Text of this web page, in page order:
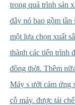
trong quá trình sản
dây nó bao gồm
một lựa chọn xuất
thành các tiến trình
đồng thời. Thêm
Máy s ưởi cảm ứng
cỗ máy. được tái